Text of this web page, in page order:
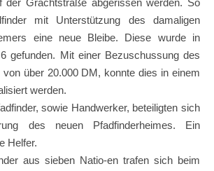
der Grachtstraße abgerissen werden. So
mit Unterstützung des damaligen
eine neue Bleibe. Diese wurde in
gefunden. Mit einer Bezuschussung des
über 20.000 DM, konnte dies in einem
werden.
sowie Handwerker, beteiligten sich
des neuen Pfadfinderheimes. Ein
Helfer.
aus sieben Natio-en trafen sich beim